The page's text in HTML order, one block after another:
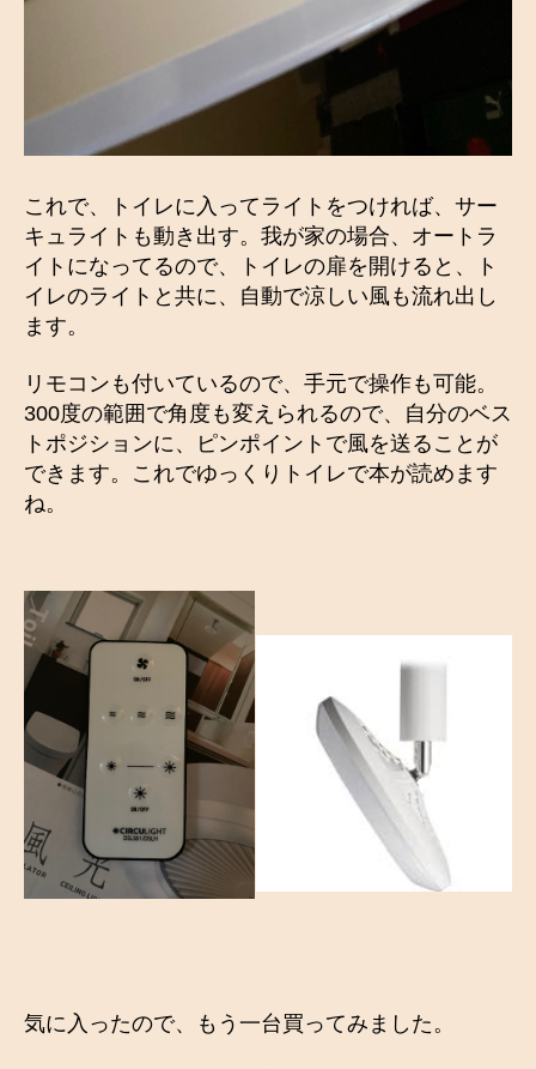
これで、トイレに入ってライトをつければ、サー
キュライトも動き出す。我が家の場合、オートラ
イトになってるので、トイレの扉を開けると、ト
イレのライトと共に、自動で涼しい風も流れ出し
ます。
リモコンも付いているので、手元で操作も可能。
300度の範囲で角度も変えられるので、自分のベス
トポジションに、ピンポイントで風を送ることが
できます。これでゆっくりトイレで本が読めます
ね。
気に入ったので、もう一台買ってみました。